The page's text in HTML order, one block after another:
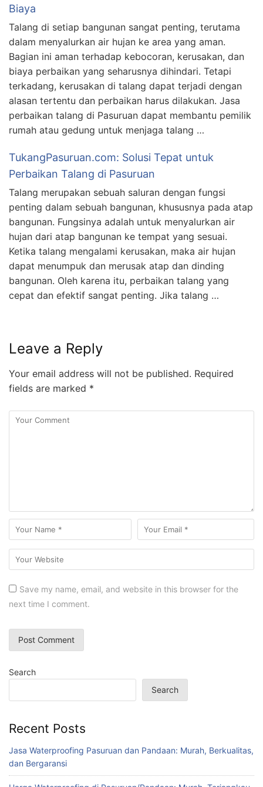
Biaya
Talang di setiap bangunan sangat penting, terutama
dalam menyalurkan air hujan ke area yang aman.
Bagian ini aman terhadap kebocoran, kerusakan, dan
biaya perbaikan yang seharusnya dihindari. Tetapi
terkadang, kerusakan di talang dapat terjadi dengan
alasan tertentu dan perbaikan harus dilakukan. Jasa
perbaikan talang di Pasuruan dapat membantu pemilik
rumah atau gedung untuk menjaga talang …
TukangPasuruan.com: Solusi Tepat untuk
Perbaikan Talang di Pasuruan
Talang merupakan sebuah saluran dengan fungsi
penting dalam sebuah bangunan, khususnya pada atap
bangunan. Fungsinya adalah untuk menyalurkan air
hujan dari atap bangunan ke tempat yang sesuai.
Ketika talang mengalami kerusakan, maka air hujan
dapat menumpuk dan merusak atap dan dinding
bangunan. Oleh karena itu, perbaikan talang yang
cepat dan efektif sangat penting. Jika talang …
Leave a Reply
Your email address will not be published. Required
fields are marked *
Save my name, email, and website in this browser for the
next time I comment.
Search
Search
Recent Posts
Jasa Waterproofing Pasuruan dan Pandaan: Murah, Berkualitas,
dan Bergaransi